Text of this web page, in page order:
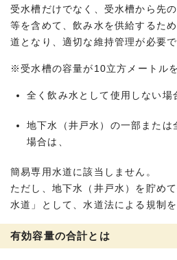
受水槽だけでなく、受水槽から先
等を含めて、飲み水を供給するた
道となり、適切な維持管理が必要で
※受水槽の容量が10立方メートル
全く飲み水として使用しない場
地下水（井戸水）の一部または
場合は、
簡易専用水道に該当しません。
ただし、地下水（井戸水）を貯め
水道」として、水道法による規制
有効容量の合計とは